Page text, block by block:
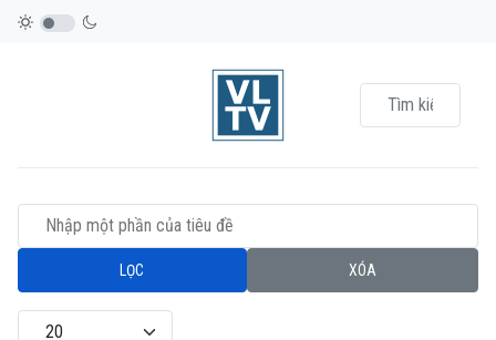
Nhập một phần của tiêu đề
LỌC XÓA
Hiển thị #